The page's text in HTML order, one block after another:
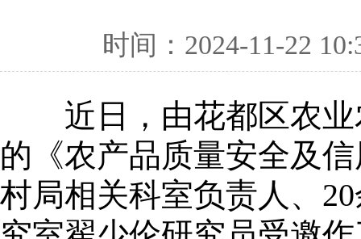
时间：2024-11-22
近日，由花都区农
的《农产品质量安全及
村局相关科室负责人、